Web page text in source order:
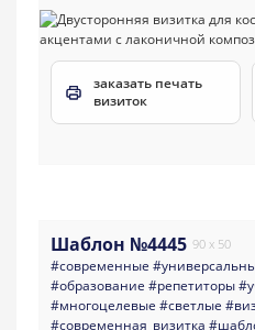
заказать печать
визиток
Шаблон №4445 90 x 50
#современные
#образование #репетиторы
#многоцелевые #светлые
#современная_визитка